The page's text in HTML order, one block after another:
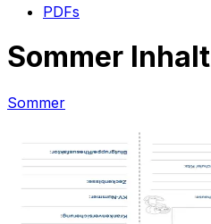
PDFs
Sommer Inhalt
Sommer